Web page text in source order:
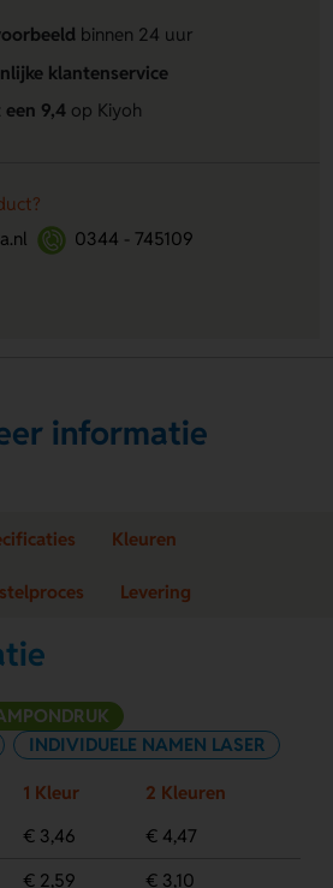
binnen 24 uur
klantenservice
9,4op Kiyoh
0344 - 745109
informatie
Kleuren
Levering
INDIVIDUELE NAMEN LASER
1 Kleur
2 Kleuren
€ 3,46
€ 4,47
€ 2,59 € 3,10